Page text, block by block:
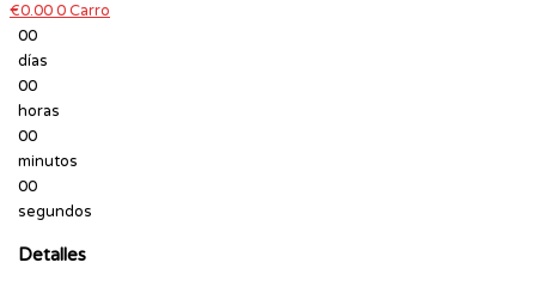
€0.000Carro
00
días
00
horas
00
minutos
00
segundos
Detalles